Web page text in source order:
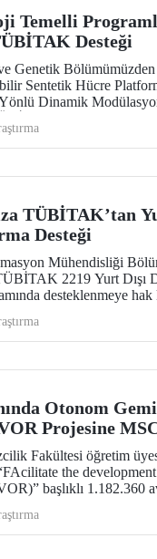
Temelli
Desteği
Genetik
Sentetik Hücre
Dinamik
TÜBİTAK’tan
Desteği
Mühendisliği
2219 Yurt Dışı
desteklenmeye
Otonom
Projesine
Fakültesi öğretim
the
başlıklı